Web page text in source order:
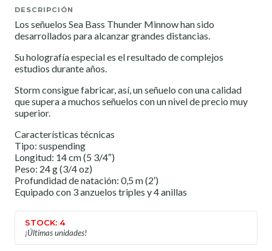
DESCRIPCIÓN
Los señuelos Sea Bass Thunder Minnow han sido
desarrollados para alcanzar grandes distancias.
Su holografía especial es el resultado de complejos
estudios durante años.
Storm consigue fabricar, así, un señuelo con una calidad
que supera a muchos señuelos con un nivel de precio muy
superior.
Características técnicas
Tipo: suspending
Longitud: 14 cm (5 3/4″)
Peso: 24 g (3/4 oz)
Profundidad de natación: 0,5 m (2′)
Equipado con 3 anzuelos triples y 4 anillas
STOCK: 4
¡Últimas unidades!